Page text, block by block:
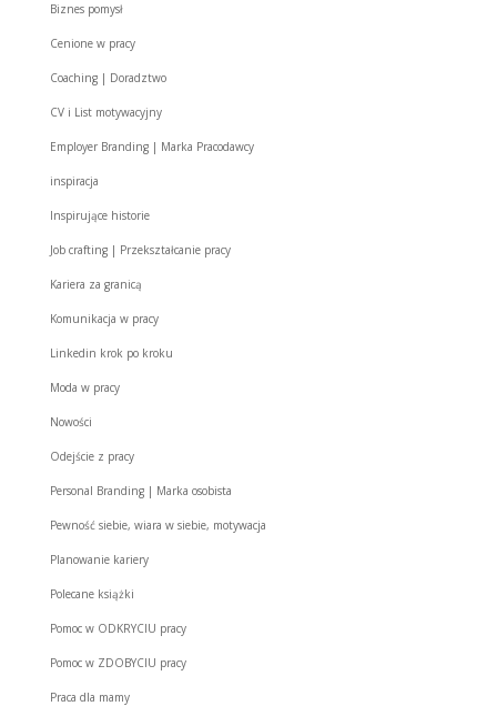
Biznes pomysł
Cenione w pracy
Coaching | Doradztwo
CV i List motywacyjny
Employer Branding | Marka Pracodawcy
inspiracja
Inspirujące historie
Job crafting | Przekształcanie pracy
Kariera za granicą
Komunikacja w pracy
Linkedin krok po kroku
Moda w pracy
Nowości
Odejście z pracy
Personal Branding | Marka osobista
Pewność siebie, wiara w siebie, motywacja
Planowanie kariery
Polecane książki
Pomoc w ODKRYCIU pracy
Pomoc w ZDOBYCIU pracy
Praca dla mamy